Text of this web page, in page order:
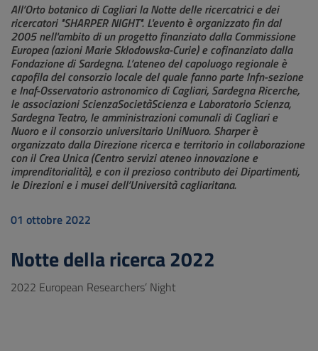
All’Orto botanico di Cagliari la Notte delle ricercatrici e dei
ricercatori "SHARPER NIGHT". L'evento è organizzato fin dal
2005 nell'ambito di un progetto finanziato dalla Commissione
Europea (azioni Marie Sklodowska-Curie) e cofinanziato dalla
Fondazione di Sardegna. L’ateneo del capoluogo regionale è
capofila del consorzio locale del quale fanno parte Infn-sezione
e Inaf-Osservatorio astronomico di Cagliari, Sardegna Ricerche,
le associazioni ScienzaSocietàScienza e Laboratorio Scienza,
Sardegna Teatro, le amministrazioni comunali di Cagliari e
Nuoro e il consorzio universitario UniNuoro. Sharper è
organizzato dalla Direzione ricerca e territorio in collaborazione
con il Crea Unica (Centro servizi ateneo innovazione e
imprenditorialità), e con il prezioso contributo dei Dipartimenti,
le Direzioni e i musei dell’Università cagliaritana.
01 ottobre 2022
Notte della ricerca 2022
2022 European Researchers’ Night